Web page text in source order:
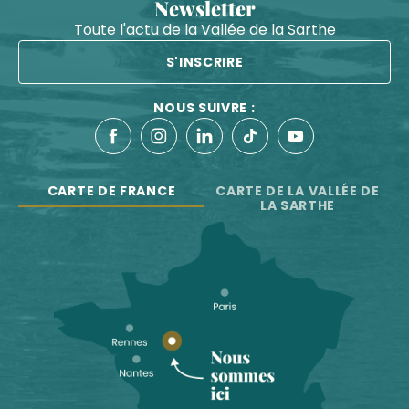
Newsletter
Toute l'actu de la Vallée de la Sarthe
S'INSCRIRE
NOUS SUIVRE :
CARTE DE FRANCE
CARTE DE LA VALLÉE DE
LA SARTHE